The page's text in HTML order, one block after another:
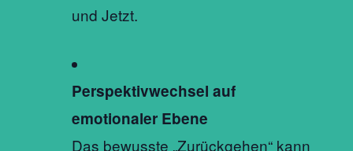
und Jetzt.
Perspektivwechsel auf
emotionaler Ebene
Das bewusste „Zurückgehen“ kann